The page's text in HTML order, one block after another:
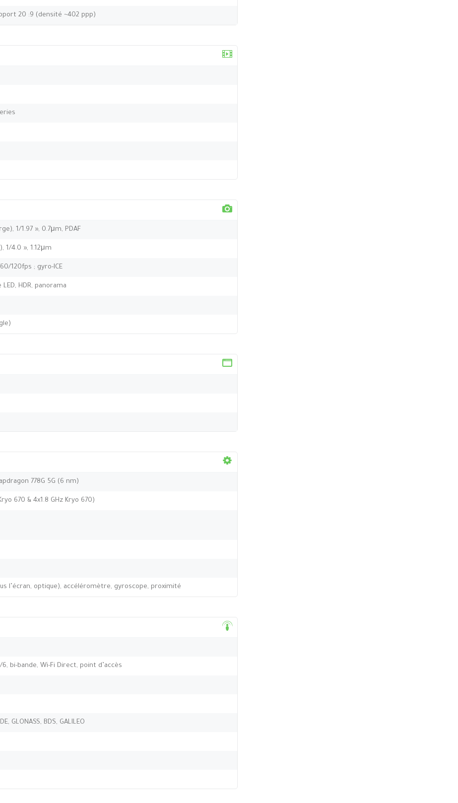
20 :9 (densité ~402 ppp)
1/1.97 », 0.7μm, PDAF
1/4.0 », 1.12μm
120fps ; gyro-ICE
HDR, panorama
778G 5G (6 nm)
670 & 4x1.8 GHz Kryo 670)
l’écran, optique), accéléromètre, gyroscope, proximité
bi-bande, Wi-Fi Direct, point d’accès
GLONASS, BDS, GALILEO